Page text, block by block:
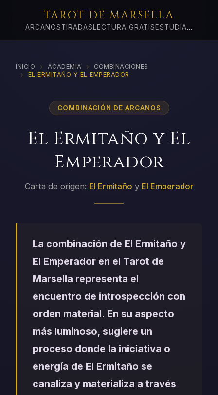
TAROT DE MARSELLA
ARCANOSTIRADAS LECTURA GRATIS ESTUDIA...
INICIO › ACADEMIA › COMBINACIONES
› EL ERMITAÑO Y EL EMPERADOR
COMBINACIÓN DE ARCANOS
El Ermitaño y El
Emperador
Carta de origen: El Ermitaño y El Emperador
La combinación de El Ermitaño y
El Emperador en el Tarot de
Marsella representa el
encuentro de introspección con
orden material. En su aspecto
más luminoso, sugiere un
proceso donde la iniciativa o
energía de El Ermitaño se
canaliza y materializa a través